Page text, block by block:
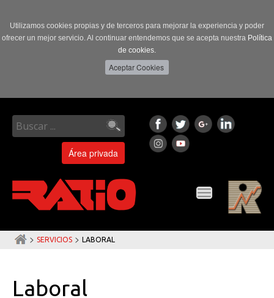
Utilizamos cookies propias y de terceros para mejorar la experiencia y poder
ofrecer un mejor servicio. Al continuar entendemos que se acepta nuestra Política
de cookies.
Área privada
Toggle
navigation
> SERVICIOS > LABORAL
Laboral